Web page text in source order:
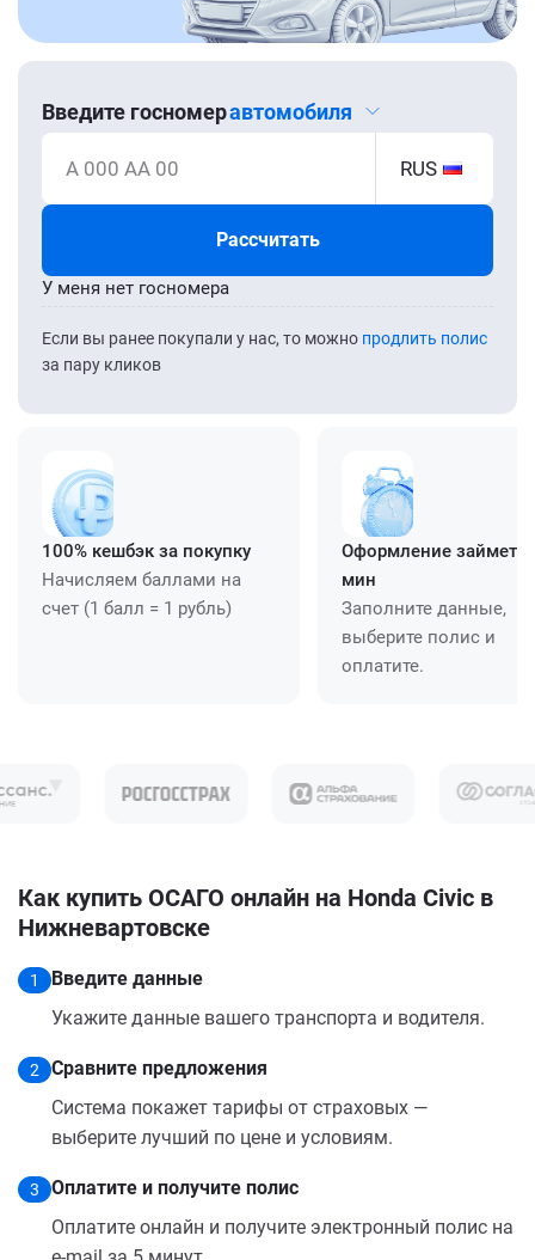
Введите госномеравтомобиля
А 000 АА 00 RUS
Рассчитать
Если вы ранее покупали у нас, то можно продлить полис
за пару кликов
У меня нет госномера
100% кешбэк за покупку
Начисляем баллами на
счет (1 балл = 1 рубль)
Оформление займет
мин
Заполните данные,
выберите полис и
оплатите.
Как купить ОСАГО онлайн на Honda Civic в
Нижневартовске
1
Введите данные
Укажите данные вашего транспорта и водителя.
2
Сравните предложения
Система покажет тарифы от страховых —
выберите лучший по цене и условиям.
3
Оплатите и получите полис
Оплатите онлайн и получите электронный полис на